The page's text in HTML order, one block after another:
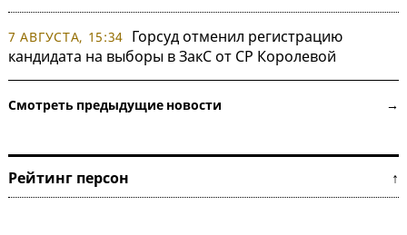
7 АВГУСТА, 15:34 Горсуд отменил регистрацию
кандидата на выборы в ЗакС от СР Королевой
Смотреть предыдущие новости →
Рейтинг персон ↑